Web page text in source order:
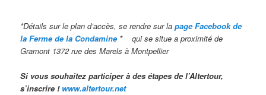
*Détails sur le plan d’accès, se rendre sur lapage Facebook de
la Ferme de la Condamine*qui se situe a proximité de
Gramont 1372 rue des Marels à Montpellier
Si vous souhaitez participer à des étapes de l’Altertour,
s’inscrire ! www.altertour.net